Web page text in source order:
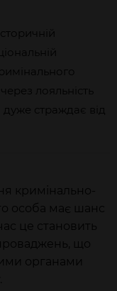
лояльність
дуже страждає від
кримінально-
особа має шанс
це становить
проваджень, що
органами